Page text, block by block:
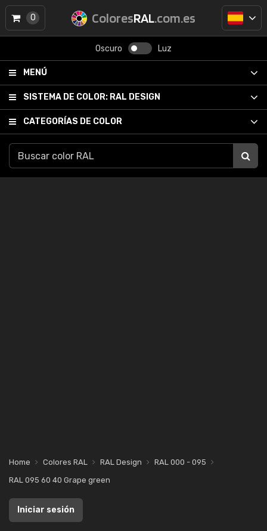
ColoresRAL.com.es
Oscuro Luz
MENÚ
SISTEMA DE COLOR: RAL DESIGN
CATEGORÍAS DE COLOR
0
Home Colores RAL RAL Design
RAL 000 - 095
RAL 095 60 40 Grape green
Iniciar sesión